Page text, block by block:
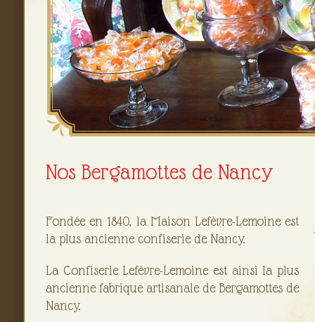
Nos Bergamottes de Nancy
Fondée en 1840, la Maison Lefèvre-Lemoine est
la plus ancienne confiserie de Nancy.
La Confiserie Lefèvre-Lemoine est ainsi la plus
ancienne fabrique artisanale de Bergamottes de
Nancy.